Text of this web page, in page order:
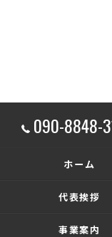
090-8848-
ホーム
代表挨拶
事業案内